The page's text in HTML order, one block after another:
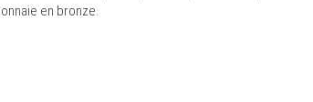
en bronze.